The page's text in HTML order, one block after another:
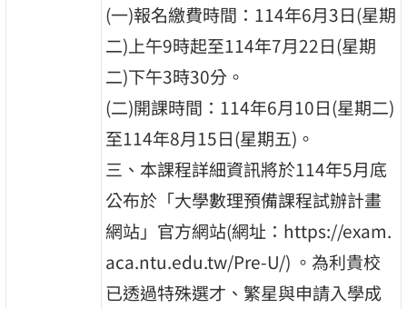
(一)報名繳費時間：114年6月3日(星期
二)上午9時起至114年7月22日(星期
二)下午3時30分。
(二)開課時間：114年6月10日(星期二)
至114年8月15日(星期五)。
三、本課程詳細資訊將於114年5月底
公布於「大學數理預備課程試辦計畫
網站」官方網站(網址：https://exam.
aca.ntu.edu.tw/Pre-U/) 。為利貴校
已透過特殊選才、繁星與申請入學成